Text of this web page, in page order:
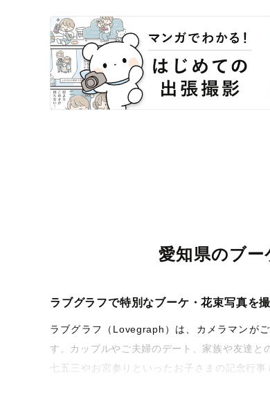
愛知県のブー
ラブグラフで特別なブーケ・花束写真を
ラブグラフ（Lovegraph）は、カメラマンが
す。カップルやご夫婦のデート、家族や友達と
七五三やお宮参りといったお子さまの記念行